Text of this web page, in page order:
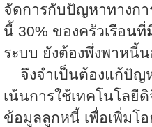
จัดการกับปัญหาทางกา
นี้ 30% ของครัวเรือนที่
ระบบ ยังต้องพึ่งพาหนี้
จึงจำเป็นต้องแก้ปัญ
เน้นการใช้เทคโนโลยี
ข้อมูลลูกหนี้ เพื่อเพิ่มโอ